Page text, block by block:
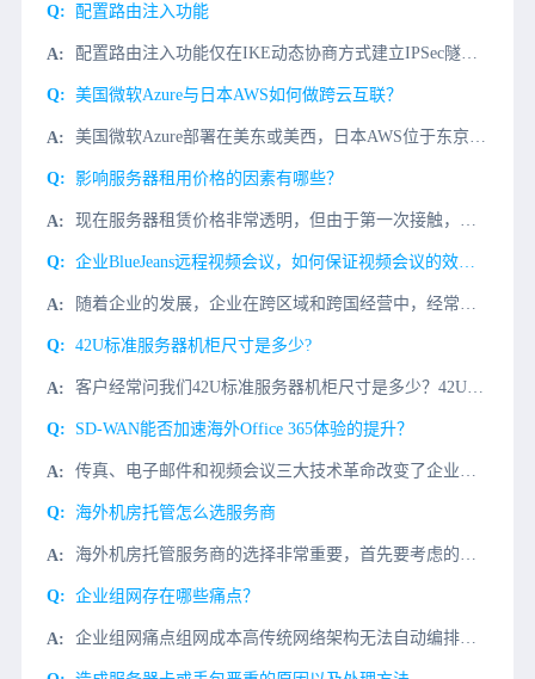
配置路由注入功能
配置路由注入功能仅在IKE动态协商方式建立IPSec隧道情形下可行，手工方式建立IPSec隧道情形下不可行。启用了路由注入功能后，设备会根据安全策略中引用的ACL中各规则的目的地来生成路由，路由的下一
美国微软Azure与日本AWS如何做跨云互联？
影响服务器租用价格的因素有哪些？
企业BlueJeans远程视频会议，如何保证视频会议的效果和话音的品质?
42U标准服务器机柜尺寸是多少?
客户经常问我们42U标准服务器机柜尺寸是多少？42U机柜的大小是多少？这些问题一直是需要租用机柜的用户更关心和关注的问题，今天小编会回答你。42U机柜尺寸标准服务器在了解42U在标准服务器机柜尺寸之前
SD-WAN能否加速海外Office 365体验的提升？
海外机房托管怎么选服务商
企业组网存在哪些痛点？
企业组网痛点组网成本高传统网络架构无法自动编排，广域网互联成本高、专线组网费用昂贵、硬件设备资金投入高稳定性差企业办公的关键应用稳定性差、并且应用识别能力低、受互联网波动影响大，难以支撑新技术运维困难